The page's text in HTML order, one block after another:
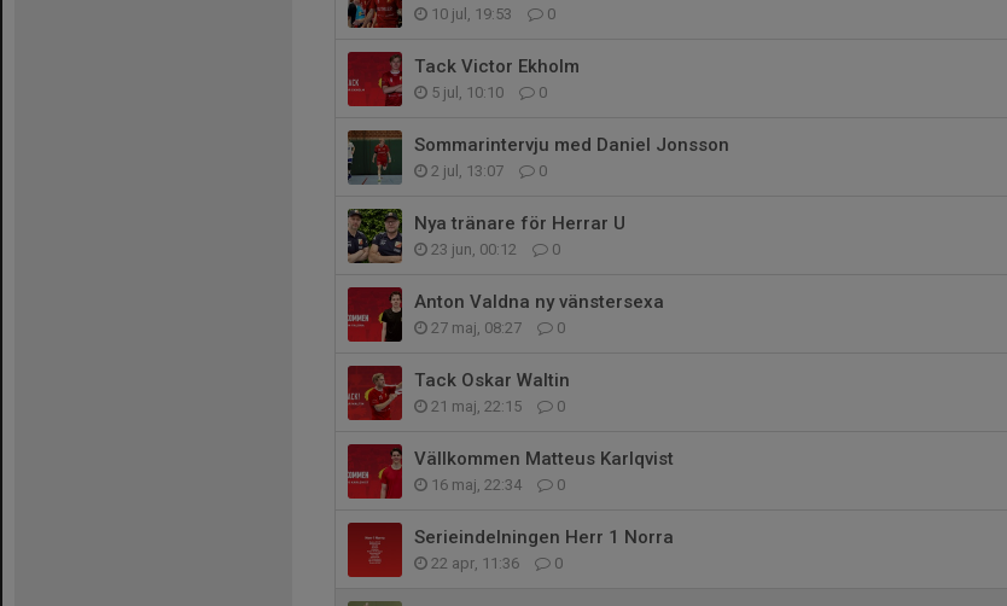
10 jul, 19:53 0
Tack Victor Ekholm
5 jul, 10:10 0
Sommarintervju med Daniel Jonsson
2 jul, 13:07 0
Nya tränare för Herrar U
23 jun, 00:12 0
Anton Valdna ny vänstersexa
27 maj, 08:27 0
Tack Oskar Waltin
21 maj, 22:15 0
Vällkommen Matteus Karlqvist
16 maj, 22:34 0
Serieindelningen Herr 1 Norra
22 apr, 11:36 0